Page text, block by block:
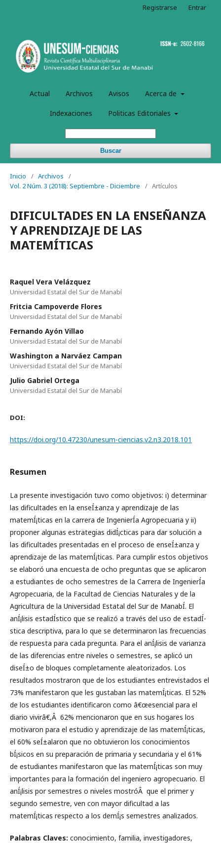
Actual Archivos Avisos Acerca de
Indexaciones Politicas Editoriales
Buscar
Registrarse Entrar
Inicio / Archivos
/
Vol. 2 Núm. 3 (2018): Septiembre - Diciembre
/ Artículos
DIFICULTADES EN LA ENSEÑANZA
Y APRENDIZAJE DE LAS
MATEMÍTICAS
Raquel Vera Velázquez
Universidad Estatal del Sur de Manabí­
Fritcia Campoverde Flores
Universidad Estatal del Sur de Manabí­
Fernando Ayón Villao
Universidad Estatal del Sur de Manabí­
Washington a Narváez Campan
Universidad Estatal del Sur de Manabí­
Julio Gabriel Ortega
Universidad Estatal del Sur de Manabí­
DOI:
https://doi.org/10.47230/unesum-ciencias.v2.n3.2018.101
Resumen
La presente investigación tuvo como objetivos: i) determinar
las dificultades en la enseÍ±anza y aprendizaje de las
matemÍ¡ticas en la carrera de IngenierÍ­a Agropecuaria y ii)
proponer algunas estrategias didÍ¡cticas para dar solución a
las dificultades presentadas en el proceso de enseÍ±anza y
aprendizaje de las matemÍ¡ticas. Para cumplir estos objetivos
se elaboró una encuesta de ocho preguntas que se aplicaron
a estudiantes de ocho semestres de la Carrera de IngenierÍ­a
Agropecuaria, de la Facultad de Ciencias Naturales y de la
Agricultura de la Universidad Estatal del Sur de ManabÍ­. El
anÍ¡lisis estadÍ­stico que se realizó a través del uso de estadÍ­
stica descriptiva, para lo que se determinaron las frecuencias
de respuesta para cada pregunta. Para el anÍ¡lisis de varianza
de las diferencias entre niveles o semestres, se aplicó un
diseÍ±o de bloques completamente aleatorizados. Los
resultados mostraron que de los estudiantes entrevistados el
73% manifestaron que les gustaban las matemÍ¡ticas. El 52%
de los estudiantes identificaron como â€œesencial para el
diario vivirâ€,Â 62% mencionaron que en sus hogares los
motivaron para el estudio y aprendizaje de las matemÍ¡ticas,
el 60% seÍ±alaron que no obtuvieron los conocimientos
bÍ¡sicos en su preparación de primaria y secundaria y el 61%
de estudiantes manifestaron que las matemÍ¡ticas son muy
importantes para la formación del ingeniero agropecuario. El
anÍ¡lisis por semestres o niveles mostróÂ que el primer y
segundo semestre, ven con mayor dificultad a las
matemÍ¡ticas respecto a los demÍ¡s semestres analizados.
Palabras Claves: conocimiento, familia, investigadores,